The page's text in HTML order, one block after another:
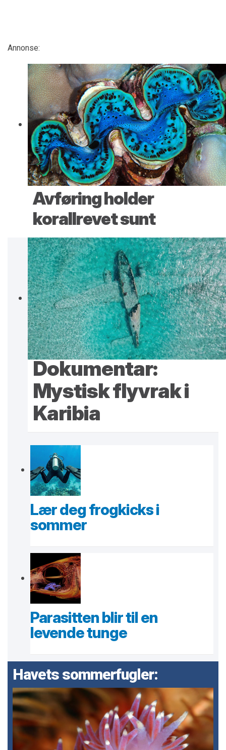
Annonse:
Avføring holder
korallrevet sunt
Dokumentar:
Mystisk flyvrak i
Karibia
Lær deg frogkicks i
sommer
Parasitten blir til en
levende tunge
Havets sommerfugler: